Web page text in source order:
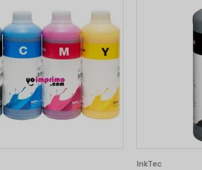
InkTec